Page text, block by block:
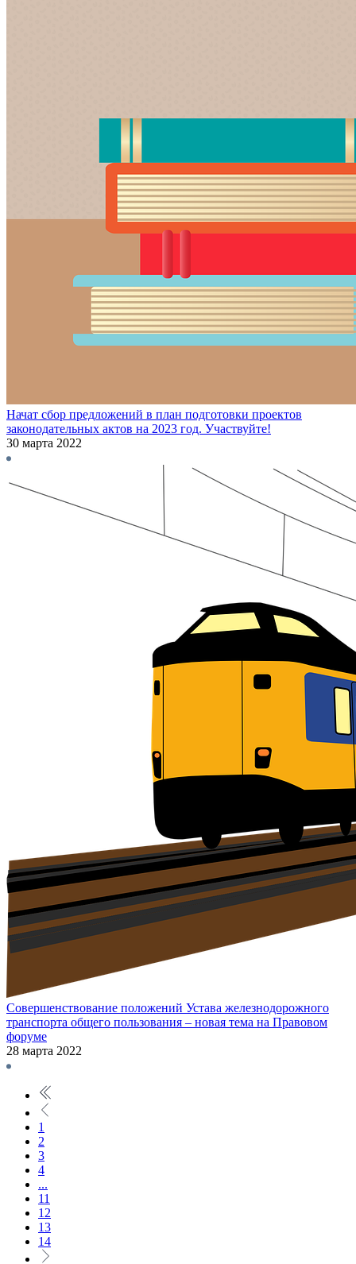
Начат сбор предложений в план подготовки проектов
законодательных актов на 2023 год. Участвуйте!
30 марта 2022
Совершенствование положений Устава железнодорожного
транспорта общего пользования – новая тема на Правовом
форуме
28 марта 2022
1
2
3
4
...
11
12
13
14